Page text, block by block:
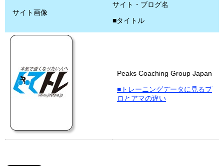
サイト画像
サイト・ブログ名
■タイトル
Peaks Coaching Group Japan
■トレーニングデータに見るプ
ロとアマの違い